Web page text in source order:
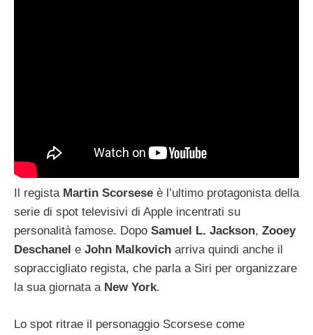
Il regista Martin Scorsese è l’ultimo protagonista della
serie di spot televisivi di Apple incentrati su
personalità famose. Dopo Samuel L. Jackson, Zooey
Deschanel e John Malkovich arriva quindi anche il
sopraccigliato regista, che parla a Siri per organizzare
la sua giornata a New York.
Lo spot ritrae il personaggio Scorsese come